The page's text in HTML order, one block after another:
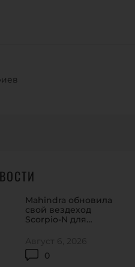
Mahindra обновила
свой вездеход
Scorpio-N для
0
Август 6, 2026